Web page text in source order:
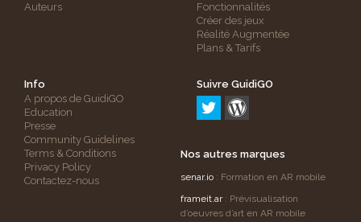
Auteurs
Fonctionnalités
Créer des jeux
Réalité Augmentée
Plans & Tarifs
Info
A propos de GuidiGO
Education
Presse
Community Guidelines
Terms & Conditions
Privacy Policy
Contactez-nous
Suivre GuidiGO
Nos autres marques
senar.io : Formation en AR mobile
frameit.ar: Prévisualisation
d’oeuvres d’art en AR mobile